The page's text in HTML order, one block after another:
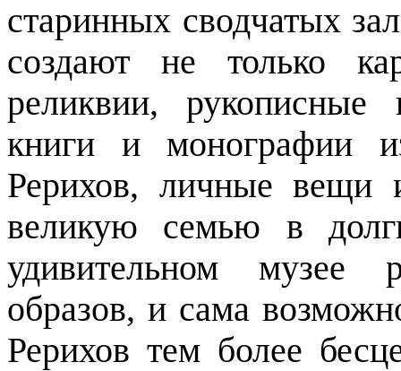
старинных сводчатых
создают не только
реликвии, рукописные
книги и монографии
Рерихов, личные вещи
великую семью в
удивительном музее
образов, и сама
Рерихов тем более